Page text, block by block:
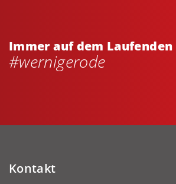
Immer auf dem
#wernigerode
Kontakt